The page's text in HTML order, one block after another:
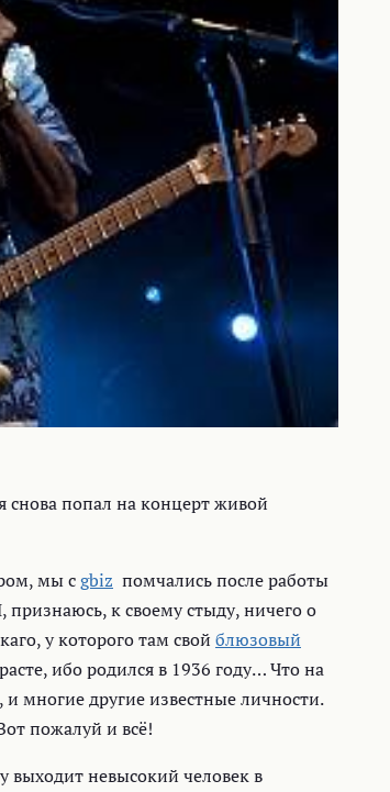
снова попал на концерт живой
мы сgbiz помчались после работы
признаюсь, к своему стыду, ничего о
у которого там свой блюзовый
ибо родился в 1936 году… Что на
многие другие известные личности.
пожалуй и всё!
выходит невысокий человек в